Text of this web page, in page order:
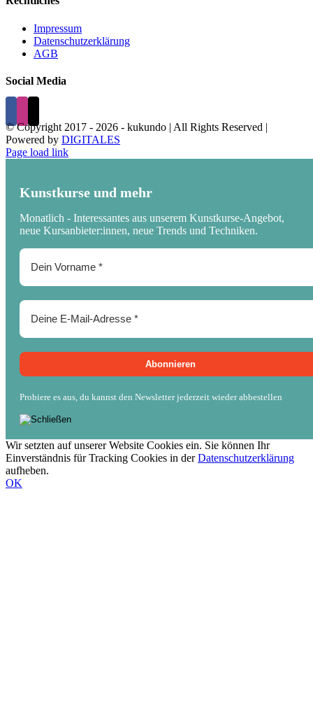
Impressum
Datenschutzerklärung
AGB
Social Media
© Copyright 2017 - 2026 - kukundo | All Rights Reserved |
Powered by DIGITALES
Page load link
Kunstkurse und mehr
Monatlich - Interessantes aus unserem Kunstkurse-Angebot,
neue Kursanbieter:innen, neue Trends und Techniken.
Probiere es aus, du kannst den Newsletter jederzeit wieder abbestellen
Wir setzten auf unserer Website Cookies ein. Sie können Ihr
Einverständnis für Tracking Cookies in derDatenschutzerklärung
aufheben.
OK